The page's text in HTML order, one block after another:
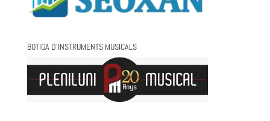
BOTIGA D’INSTRUMENTS MUSICALS